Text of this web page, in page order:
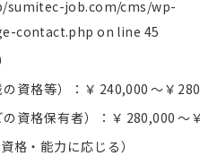
sumitec-job.com/cms/wp-
contact.php on line 45
資格等）：￥ 240,000 ～￥
資格保有者）：￥ 280,000 ～
格・能力に応じる）